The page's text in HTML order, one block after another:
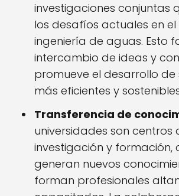
investigaciones conjuntas
los desafíos actuales en
ingeniería de aguas. Esto
intercambio de ideas y
promueve el desarrollo de
más eficientes y
Transferencia de
universidades son centros
investigación y formación,
generan nuevos
forman profesionales